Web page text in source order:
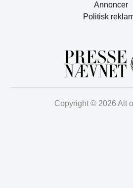
Annoncer
Politisk
Copyright © 2026 Alt